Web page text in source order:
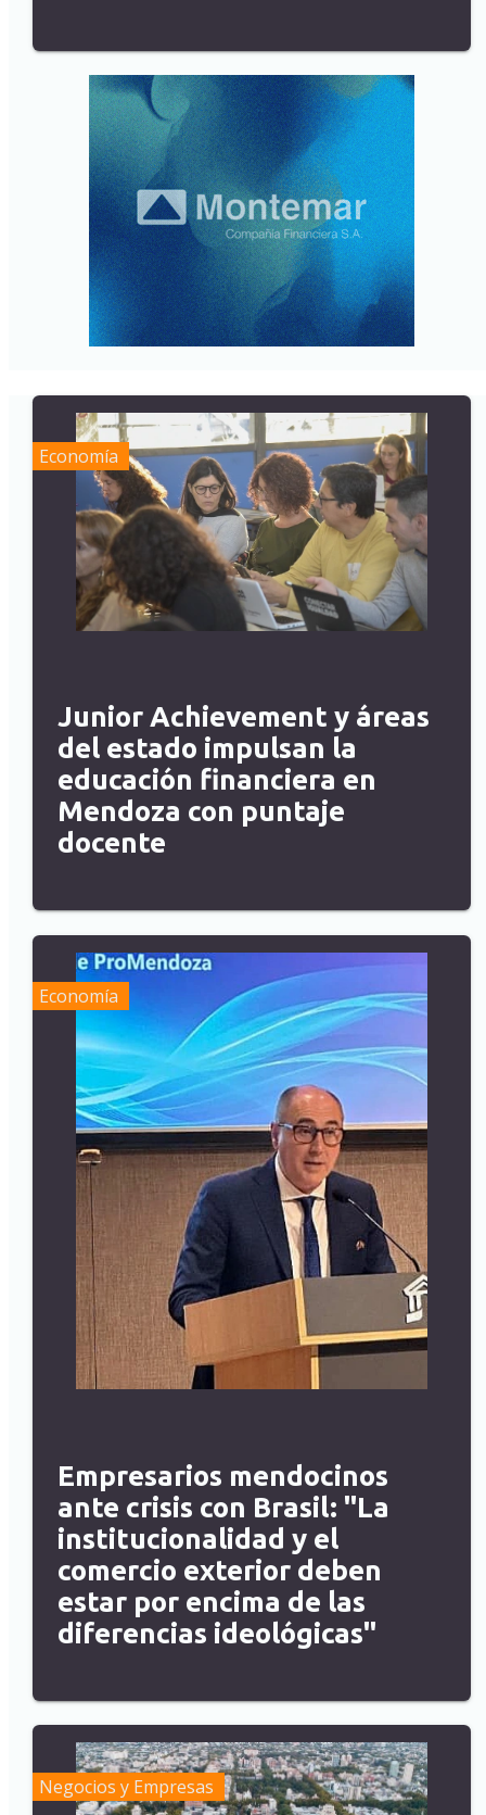
Economía
Junior Achievement y áreas
del estado impulsan la
educación financiera en
Mendoza con puntaje
docente
Economía
Empresarios mendocinos
ante crisis con Brasil: "La
institucionalidad y el
comercio exterior deben
estar por encima de las
diferencias ideológicas"
Negocios y Empresas